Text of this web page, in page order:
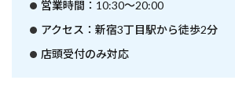
営業時間：10:30～20:00
アクセス：新宿3丁目駅から徒歩2分
店頭受付のみ対応